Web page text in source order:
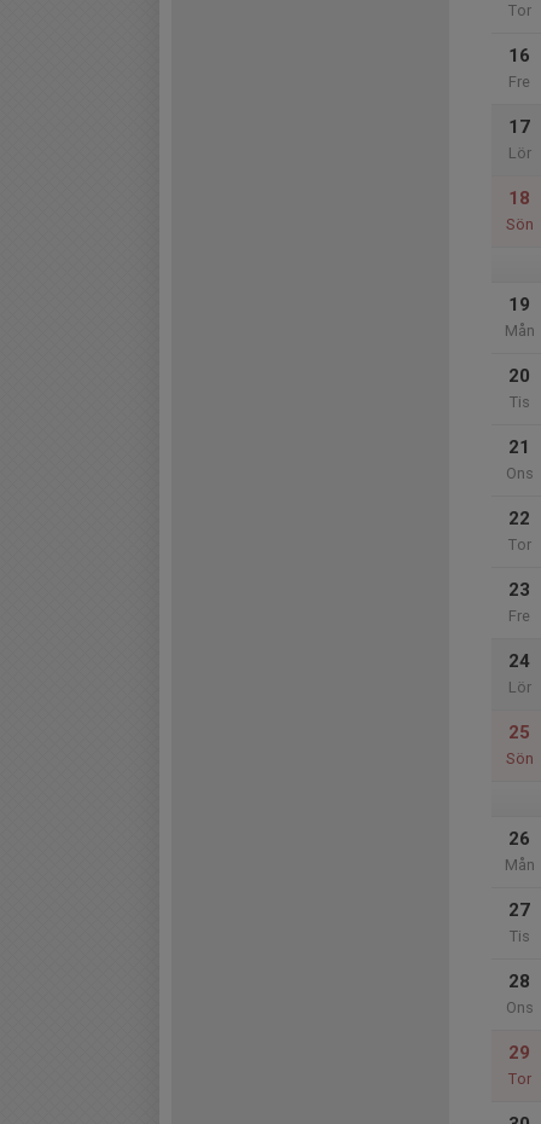
Tor
16
Fre
17
Lör
18
Sön
19
Mån
20
Tis
21
Ons
22
Tor
23
Fre
24
Lör
25
Sön
26
Mån
27
Tis
28
Ons
29
Tor